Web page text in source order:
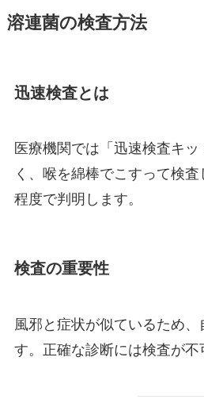
溶連菌の検査方法
迅速検査とは
医療機関では「迅速検査キ
く、喉を綿棒でこすって検
程度で判明します。
検査の重要性
風邪と症状が似ているため
す。正確な診断には検査が不